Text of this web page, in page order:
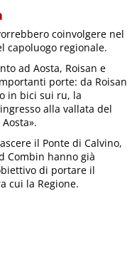
coinvolgere nel
capoluogo regionale.
ad Aosta, Roisan e
porte: da Roisan
in bici sui ru, la
alla vallata del
il Ponte di Calvino,
Combin hanno già
di portare il
cui la Regione.